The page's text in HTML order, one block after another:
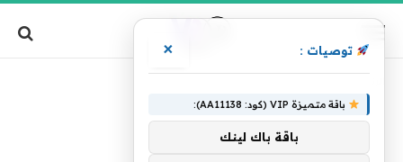
توصيات : ×
باقة متميزة VIP (كود: AA11138):
باقة باك لينك